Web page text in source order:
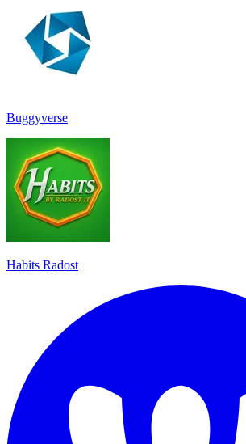
Buggyverse
Habits Radost